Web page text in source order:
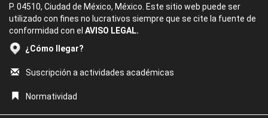
P. 04510, Ciudad de México, México. Este sitio web puede ser
utilizado con fines no lucrativos siempre que se cite la fuente de
conformidad con el AVISO LEGAL.
¿Cómo llegar?
Suscripción a actividades académicas
Normatividad